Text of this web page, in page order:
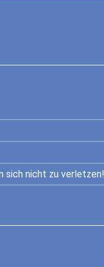
sich nicht zu verletzen!